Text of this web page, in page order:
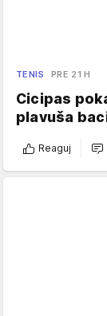
TENIS PRE 21 H
Cicipas
plavuša
Reaguj